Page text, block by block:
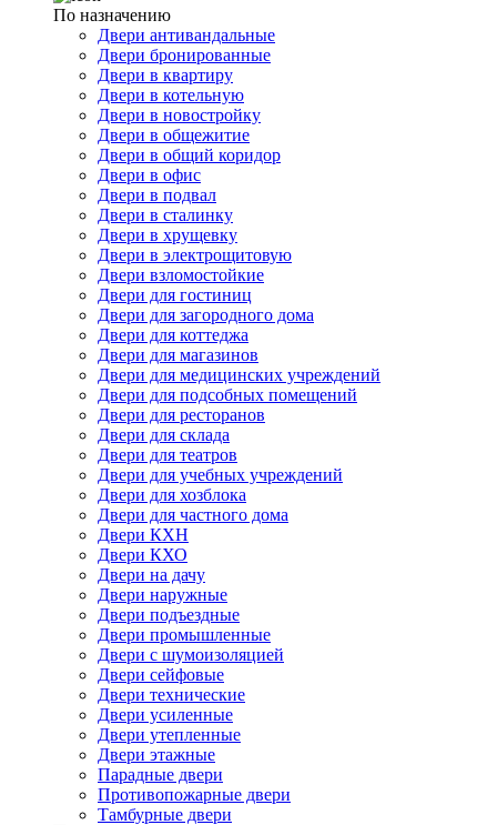
По назначению
Двери антивандальные
Двери бронированные
Двери в квартиру
Двери в котельную
Двери в новостройку
Двери в общежитие
Двери в общий коридор
Двери в офис
Двери в подвал
Двери в сталинку
Двери в хрущевку
Двери в электрощитовую
Двери взломостойкие
Двери для гостиниц
Двери для загородного дома
Двери для коттеджа
Двери для магазинов
Двери для медицинских учреждений
Двери для подсобных помещений
Двери для ресторанов
Двери для склада
Двери для театров
Двери для учебных учреждений
Двери для хозблока
Двери для частного дома
Двери КХН
Двери КХО
Двери на дачу
Двери наружные
Двери подъездные
Двери промышленные
Двери с шумоизоляцией
Двери сейфовые
Двери технические
Двери усиленные
Двери утепленные
Двери этажные
Парадные двери
Противопожарные двери
Тамбурные двери